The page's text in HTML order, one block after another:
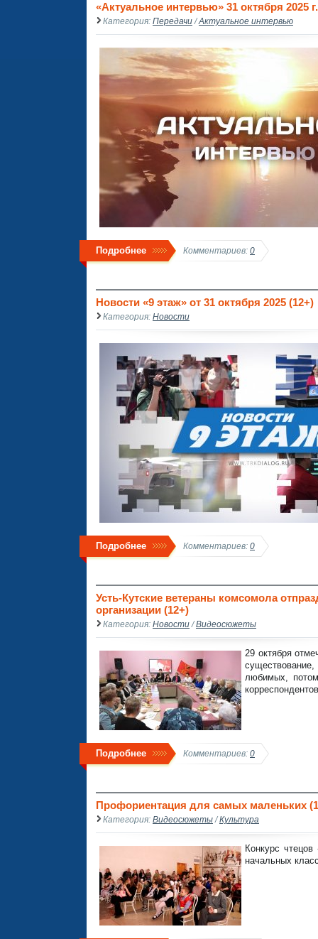
«Актуальное интервью» 31 октября 2025
Категория: Передачи /Актуальное интервью
Подробнее Комментариев: 0
Новости «9 этаж» от 31 октября 2025 (12+)
Категория: Новости
Подробнее Комментариев: 0
Усть-Кутские ветераны комсомола
организации (12+)
Категория: Новости /Видеосюжеты
29 октября
любимых,
корреспондентов.
Подробнее Комментариев: 0
Профориентация для самых маленьких
Категория: Видеосюжеты /Культура
Конкурс
начальных